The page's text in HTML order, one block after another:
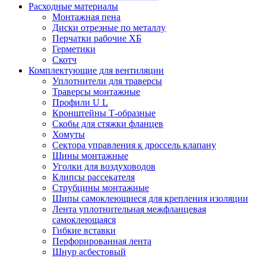
Расходные материалы
Монтажная пена
Диски отрезные по металлу
Перчатки рабочие ХБ
Герметики
Скотч
Комплектующие для вентиляции
Уплотнители для траверсы
Траверсы монтажные
Профили U L
Кронштейны Т-образные
Скобы для стяжки фланцев
Хомуты
Сектора управления к дроссель клапану
Шины монтажные
Уголки для воздуховодов
Клипсы рассекателя
Струбцины монтажные
Шипы самоклеющиеся для крепления изоляции
Лента уплотнительная межфланцевая
самоклеющаяся
Гибкие вставки
Перфорированная лента
Шнур асбестовый